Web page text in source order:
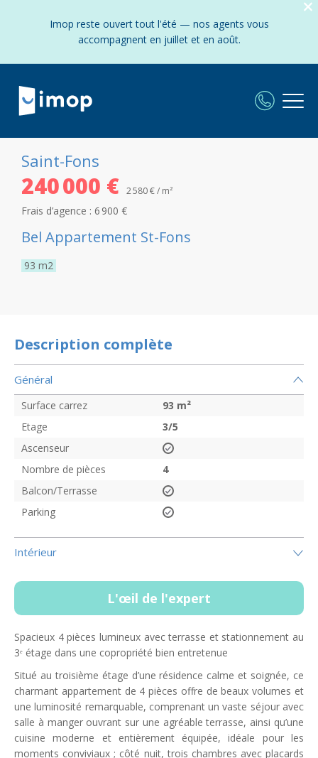
Imop reste ouvert tout l'été — nos agents vous
accompagnent en juillet et en août.
Saint-Fons
240 000 € 2 580 € / m²
Frais d’agence : 6 900 €
Bel Appartement St-Fons
93 m2
Description complète
Général
Surface carrez 93 m²
Etage
3/5
Ascenseur
Nombre de pièces
4
Balcon/Terrasse
Parking
Intérieur
L'œil de l'expert
Spacieux 4 pièces lumineux avec terrasse et stationnement au
3ᵉ étage dans une copropriété bien entretenue
Situé au troisième étage d’une résidence calme et soignée, ce
charmant appartement de 4 pièces offre de beaux volumes et
une luminosité remarquable, comprenant un vaste séjour avec
salle à manger ouvrant sur une agréable terrasse, ainsi qu’une
cuisine moderne et entièrement équipée, idéale pour les
moments conviviaux ; côté nuit, trois chambres avec placards